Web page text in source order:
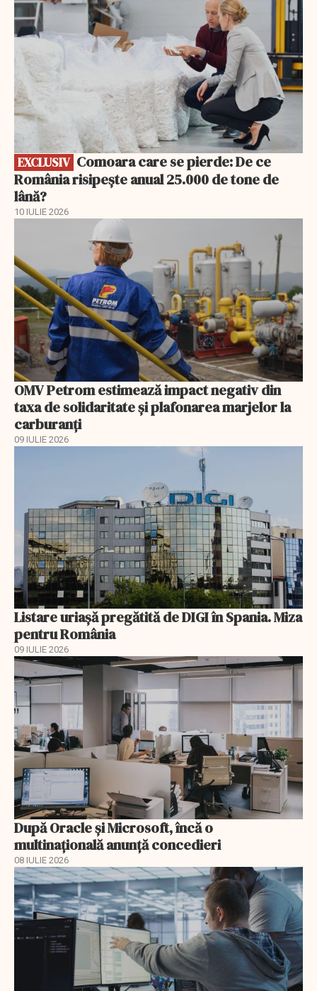
EXCLUSIV
România risipește anual 25.000 de tone de
lână?
10 IULIE 2026
OMV Petrom estimează impact negativ din
taxa de solidaritate și plafonarea marjelor la
carburanți
09 IULIE 2026
Listare uriașă pregătită de DIGI în Spania. Miza
pentru România
09 IULIE 2026
După Oracle şi Microsoft, încă o
multinaţională anunţă concedieri
08 IULIE 2026
EXCLUSIV